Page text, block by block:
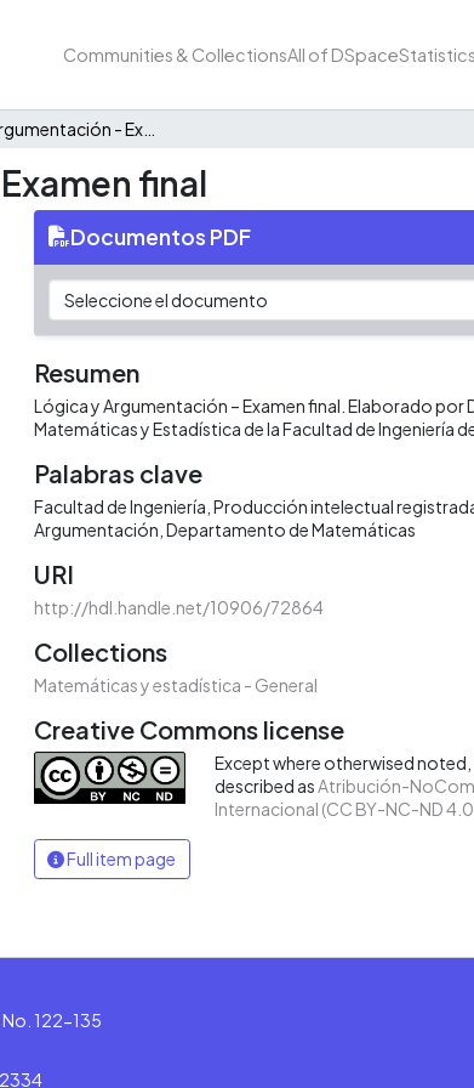
Communities & CollectionsAll of DSpaceStatistics
final
Documentos PDF
Resumen
Lógica y Argumentación – Examen final. Elaborado por
Matemáticas y Estadística de la Facultad de Ingeniería
Palabras clave
Facultad de Ingeniería Producción intelectual
Argumentación Departamento de Matemáticas
URI
http://hdl.handle.net/10906/72864
Collections
Matemáticas y estadística - General
Creative Commons license
Except where otherwised noted,
described as Atribución-
Internacional (CC BY-NC-ND
Full item page
No. 122-135